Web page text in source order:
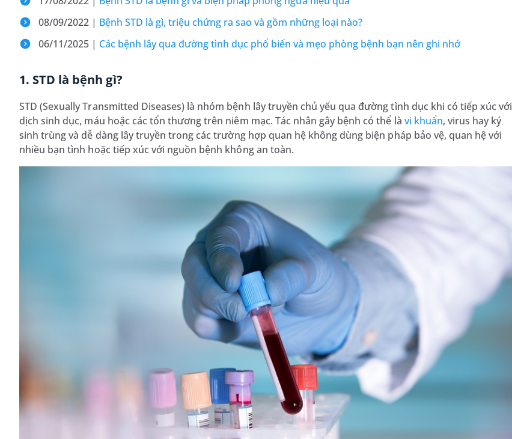
08/09/2022 | Bệnh STD là gì, triệu chứng ra sao và gồm những loại nào?
06/11/2025 | Các bệnh lây qua đường tình dục phổ biến và mẹo phòng bệnh bạn nên ghi nhớ
1. STD là bệnh gì?
STD (Sexually Transmitted Diseases) là nhóm bệnh lây truyền chủ yếu qua đường tình dục khi có tiếp xúc với
dịch sinh dục, máu hoặc các tổn thương trên niêm mạc. Tác nhân gây bệnh có thể là vi khuẩn, virus hay ký
sinh trùng và dễ dàng lây truyền trong các trường hợp quan hệ không dùng biện pháp bảo vệ, quan hệ với
nhiều bạn tình hoặc tiếp xúc với nguồn bệnh không an toàn.